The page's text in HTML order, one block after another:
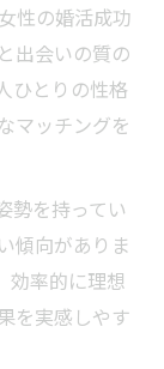
性の婚活成功
出会いの質の
ひとりの性格
マッチングを
勢を持ってい
傾向がありま
効率的に理想
を実感しやす